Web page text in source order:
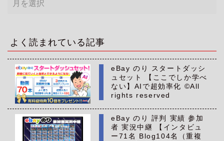
ー
ブ
よく読まれている記事
eBay のり スタートダッシ
ュセット 【ここでしか学べ
ない】AIで超効率化 ©All
rights reserved
eBay のり 評判 実績 参加
者 実況中継 【インタビュ
ー71名 Blog104名（重複